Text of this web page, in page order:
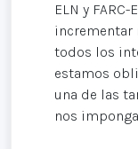
ELN y
incrementar
todos los
estamos
una de las
nos